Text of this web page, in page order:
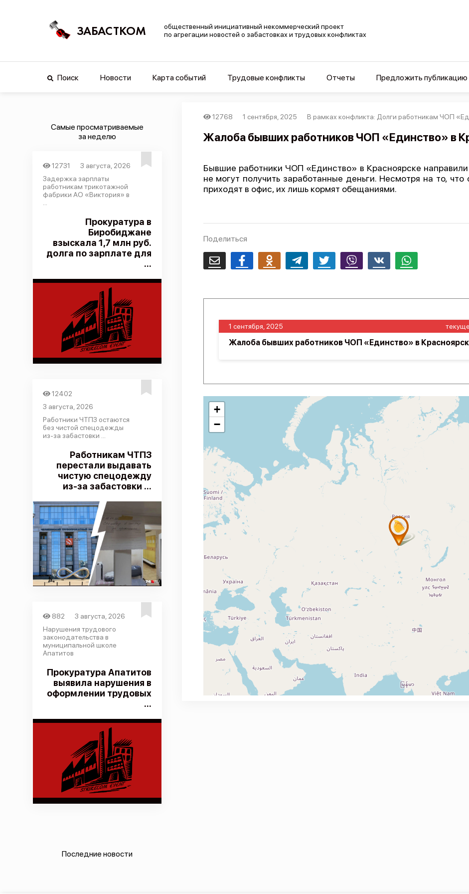
ЗАБАСТКОМ
общественный инициативный некоммерческий проект
по агрегации новостей о забастовках и трудовых конфликтах
Поиск Новости Карта событий Трудовые конфликты Отчеты Предложить публикацию
Самые просматриваемые
за неделю
12731
3 августа, 2026
Задержка зарплаты
работникам трикотажной
фабрики АО «Виктория» в
Прокуратура в
Биробиджане
взыскала 1,7 млн руб.
долга по зарплате для
...
12402
3 августа, 2026
Работники ЧТПЗ остаются
без чистой спецодежды
из-за забастовки ...
Работникам ЧТПЗ
перестали выдавать
чистую спецодежду
из-за забастовки ...
882
3 августа, 2026
Нарушения трудового
законодательства в
муниципальной школе
Апатитов
Прокуратура Апатитов
выявила нарушения в
оформлении трудовых
...
Последние новости
12768 1 сентября, 2025 В рамках конфликта: Долги работникам ЧОП
Жалоба бывших работников ЧОП «Единство» в
Бывшие работники ЧОП «Единство» в Красноярске направили
не могут получить заработанные деньги. Несмотря на то,
приходят в офис, их лишь кормят обещаниями.
Поделиться
Email FacebookOdnoklassnikiTelegram Twitter Viber Whatsapp
1 сентября, 2025
Жалоба бывших работников ЧОП «Единство» в
+
−